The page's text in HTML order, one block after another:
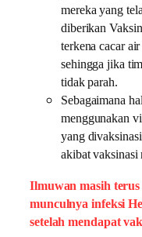
mereka yang
diberikan
terkena cacar
sehingga jika
tidak parah.
Sebagaimana
menggunakan
yang
akibat vaksinasi
Ilmuwan masih
munculnya infeksi
setelah mendapat